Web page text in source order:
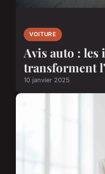
VOITURE
Avis auto :
transforment
10 janvier 2025